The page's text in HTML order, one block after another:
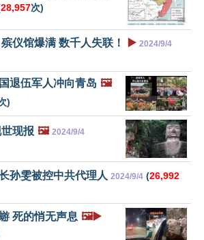
28,957次)
仪馆爆满 数千人失联！ ▶️ 2024/9/4
退伍军人冲向青岛 🖼️
)
现报 🖼️ 2024/9/4
孙雯被控中共代理人 2024/9/4 (26,992
死的悄无声息 🖼️▶️